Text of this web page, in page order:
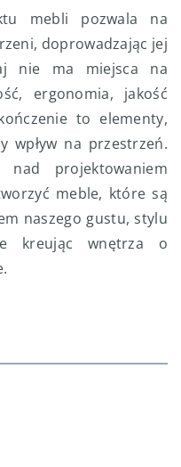
mebli pozwala na
doprowadzając jej
nie ma miejsca na
ergonomia, jakość
to elementy,
wpływ na przestrzeń.
projektowaniem
meble, które są
naszego gustu, stylu
kreując wnętrza o